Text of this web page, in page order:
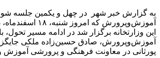
به گزارش خبر شهر در چهل و یکمین جلسه
آموزش‌وپرورش که
این وزارتخانه برگزار شد در ادامه مسیر تحول،
آموزش‌وپرورش، صادق حسین‌زاده ملکی
پورثانی در معاونت فرهنگی و پرورشی